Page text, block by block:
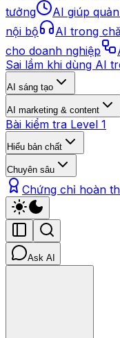
tưởng
AI giúp
nội bộ
AI trong
cho doanh nghiệp
Sai lầm khi dùng AI
AI sáng tạo
AI marketing & content
Bài kiểm tra Level 1
Hiểu bản chất
Chuyên sâu
Chứng chỉ hoàn
Ask AI